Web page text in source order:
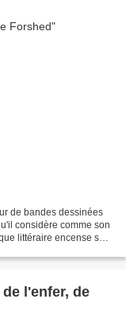
de bandes dessinées
considère comme son
littéraire encense son
l'enfer, de